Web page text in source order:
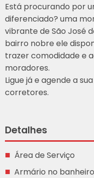
Está procurando por
diferenciado? uma
vibrante de São José
bairro nobre ele
trazer comodidade e
moradores.
Ligue já e agende a
corretores.
Detalhes
Área de Serviço
Armário no banheiro